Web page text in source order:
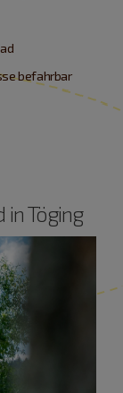
befahrbar
Töging